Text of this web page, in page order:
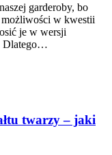
garderoby, bo
możliwości w kwestii
je w wersji
Dlatego…
twarzy – jaki